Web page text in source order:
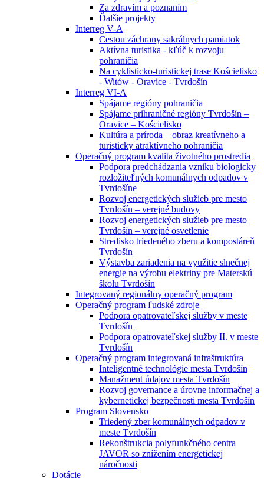
Za zdravím a poznaním
Ďalšie projekty
Interreg V-A
Cestou záchrany sakrálnych pamiatok
Aktívna turistika - kľúč k rozvoju
pohraničia
Na cyklisticko-turistickej trase Kościelisko
- Witów - Oravice - Tvrdošín
Interreg VI-A
Spájame regióny pohraničia
Spájame prihraničné regióny Tvrdošín –
Oravice – Kościelisko
Kultúra a príroda – obraz kreatívneho a
turisticky atraktívneho pohraničia
Operačný program kvalita životného prostredia
Podpora predchádzania vzniku biologicky
rozložiteľných komunálnych odpadov v
Tvrdošíne
Rozvoj energetických služieb pre mesto
Tvrdošín – verejné budovy
Rozvoj energetických služieb pre mesto
Tvrdošín – verejné osvetlenie
Stredisko triedeného zberu a kompostáreň
Tvrdošín
Výstavba zariadenia na využitie slnečnej
energie na výrobu elektriny pre Materskú
školu Tvrdošín
Integrovaný regionálny operačný program
Operačný program ľudské zdroje
Podpora opatrovateľskej služby v meste
Tvrdošín
Podpora opatrovateľskej služby II. v meste
Tvrdošín
Operačný program integrovaná infraštruktúra
Inteligentné technológie mesta Tvrdošín
Manažment údajov mesta Tvrdošín
Rozvoj governance a úrovne informačnej a
kybernetickej bezpečnosti mesta Tvrdošín
Program Slovensko
Triedený zber komunálnych odpadov v
meste Tvrdošín
Rekonštrukcia polyfunkčného centra
JAVOR so znížením energetickej
náročnosti
Dotácie